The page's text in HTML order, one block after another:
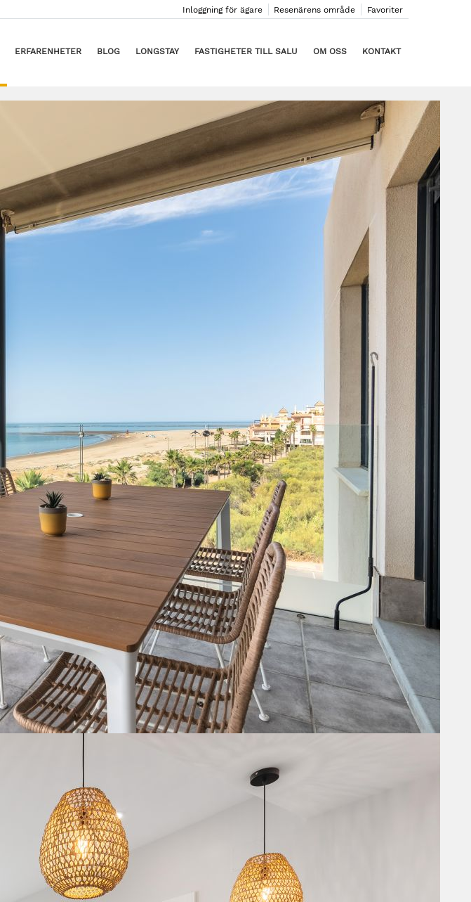
Favoriter
Resenärens område
Inloggning för ägare
ERFARENHETER BLOG LONGSTAY FASTIGHETER TILL SALU OM OSS KONTAKT